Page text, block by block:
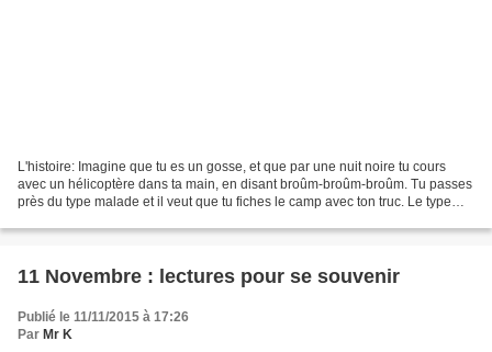
L'histoire: Imagine que tu es un gosse, et que par une nuit noire tu cours
avec un hélicoptère dans ta main, en disant broûm-broûm-broûm. Tu passes
près du type malade et il veut que tu fiches le camp avec ton truc. Le type
11 Novembre : lectures pour se souvenir
Publié le 11/11/2015 à 17:26
Par Mr K